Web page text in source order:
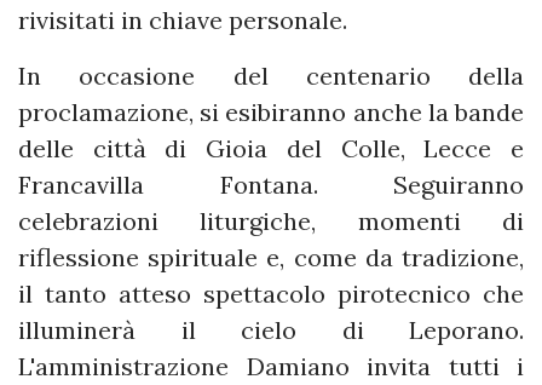
rivisitati in chiave personale.
In occasione del centenario della
proclamazione, si esibiranno anche la bande
delle città di Gioia del Colle, Lecce e
Francavilla Fontana. Seguiranno
celebrazioni liturgiche, momenti di
riflessione spirituale e, come da tradizione,
il tanto atteso spettacolo pirotecnico che
illuminerà il cielo di Leporano.
L'amministrazione Damiano invita tutti i